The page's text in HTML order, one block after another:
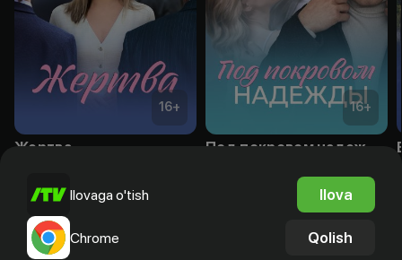
16+
Жертва
16+
Ilovaga o'tish Ilova
Chrome Qolish